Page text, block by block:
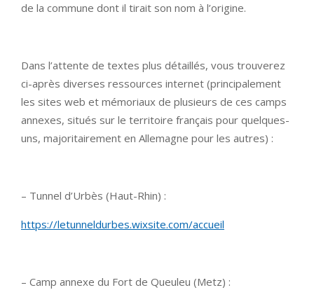
de la commune dont il tirait son nom à l’origine.
Dans l’attente de textes plus détaillés, vous trouverez
ci-après diverses ressources internet (principalement
les sites web et mémoriaux de plusieurs de ces camps
annexes, situés sur le territoire français pour quelques-
uns, majoritairement en Allemagne pour les autres) :
– Tunnel d’Urbès (Haut-Rhin) :
https://letunneldurbes.wixsite.com/accueil
– Camp annexe du Fort de Queuleu (Metz) :